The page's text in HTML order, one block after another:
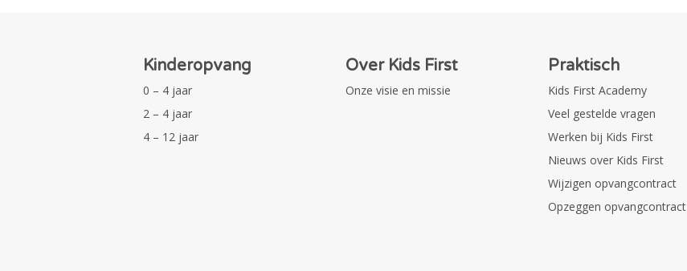
Kinderopvang
0 – 4 jaar
2 – 4 jaar
4 – 12 jaar
Over Kids First
Onze visie en missie
Praktisch
Kids First Academy
Veel gestelde vragen
Werken bij Kids First
Nieuws over Kids First
Wijzigen opvangcontract
Opzeggen opvangcontract